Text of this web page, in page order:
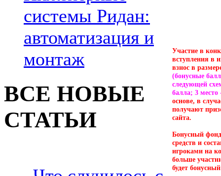
системы Ридан:
автоматизация и
монтаж
ВСЕ НОВЫЕ
СТАТЬИ
Участие в
вступления в
взнос в
(бонусные
следующей
балла; 3
основе, в
получают
сайта.
Бонусный
средств и
игроками на
больше
будет